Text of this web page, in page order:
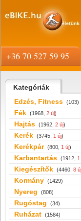
Kategóriák
Edzés, Fitness (103)
Fék (1968, 2 új)
Hajtás (1962, 2 új)
Kerék (3745, 1 új)
Kerékpár (800, 1 új)
Karbantartás (1912,
Kiegészítők (4460, 8 új
Kormány (1429)
Nyereg (808)
Rugóstag (34)
Ruházat (1584)
+36 70 527 59 95